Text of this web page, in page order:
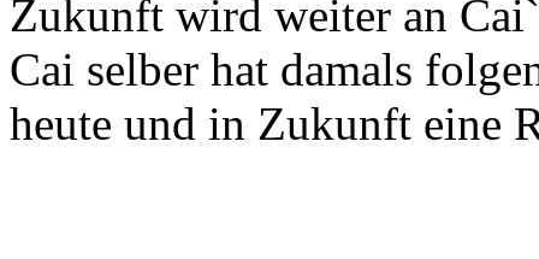
Zukunft wird weiter an
Cai selber hat damals
heute und in Zukunft eine